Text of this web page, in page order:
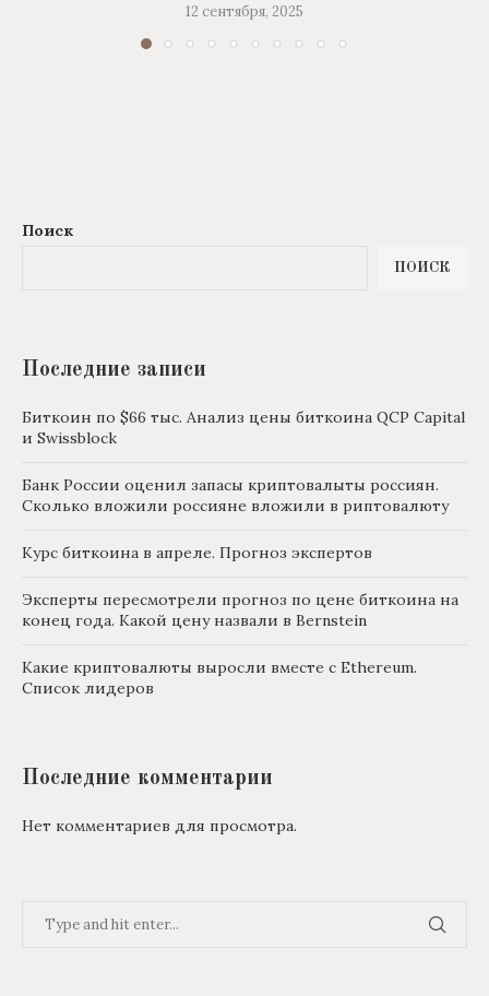
12 сентября, 2025
Поиск
ПОИСК
Последние записи
Биткоин по $66 тыс. Анализ цены биткоина QCP Capital
и Swissblock
Банк России оценил запасы криптовалыты россиян.
Сколько вложили россияне вложили в риптовалюту
Курс биткоина в апреле. Прогноз экспертов
Эксперты пересмотрели прогноз по цене биткоина на
конец года. Какой цену назвали в Bernstein
Какие криптовалюты выросли вместе с Ethereum.
Список лидеров
Последние комментарии
Нет комментариев для просмотра.